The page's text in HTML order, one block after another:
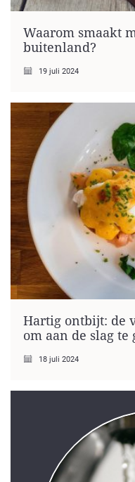
Waarom smaakt
buitenland?
19 juli 2024
Hartig ontbijt: de
om aan de slag te
18 juli 2024